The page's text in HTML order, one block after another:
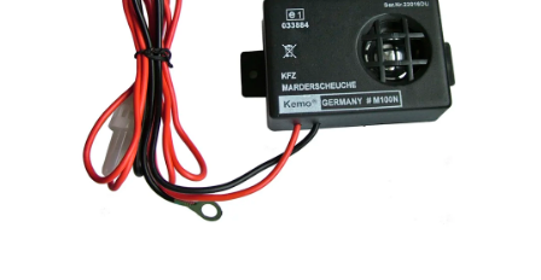
FOTOVOLTAIKA
GADGETY, DARČEKY
KÁBLE A KONEKTORY